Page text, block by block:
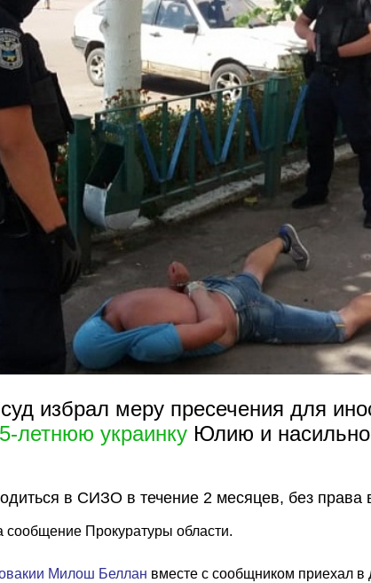
избрал меру пресечения для
летнюю украинку Юлию и
в СИЗО в течение 2 месяцев, без права
сообщение Прокуратуры области.
Милош Беллан вместе с сообщником приехал в